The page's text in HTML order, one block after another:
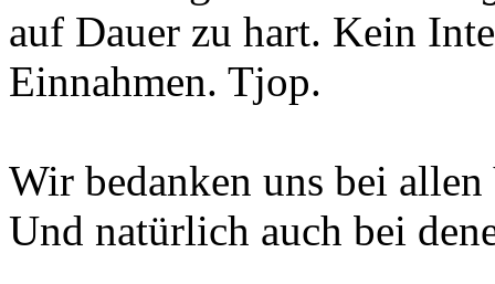
auf Dauer zu hart. Kein
Einnahmen. Tjop.
Wir bedanken uns bei
Und natürlich auch bei